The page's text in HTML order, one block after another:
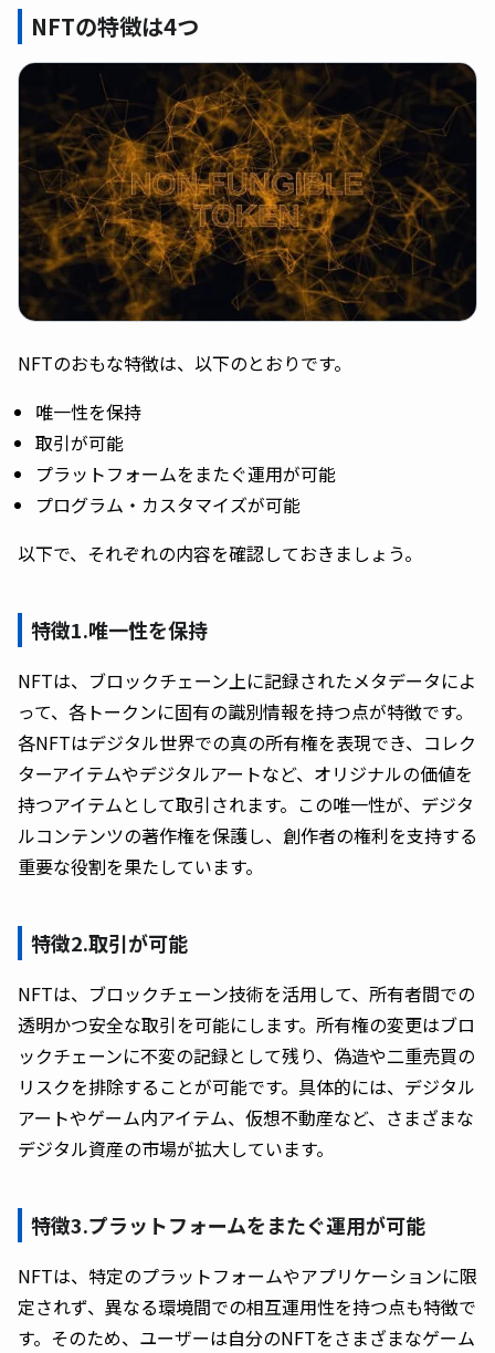
NFTの特徴は4つ
NFTのおもな特徴は、以下のとおりです。
唯一性を保持
取引が可能
プラットフォームをまたぐ運用が可能
プログラム・カスタマイズが可能
以下で、それぞれの内容を確認しておきましょう。
特徴1.唯一性を保持
NFTは、ブロックチェーン上に記録されたメタデータによ
って、各トークンに固有の識別情報を持つ点が特徴です。
各NFTはデジタル世界での真の所有権を表現でき、コレク
ターアイテムやデジタルアートなど、オリジナルの価値を
持つアイテムとして取引されます。この唯一性が、デジタ
ルコンテンツの著作権を保護し、創作者の権利を支持する
重要な役割を果たしています。
特徴2.取引が可能
NFTは、ブロックチェーン技術を活用して、所有者間での
透明かつ安全な取引を可能にします。所有権の変更はブロ
ックチェーンに不変の記録として残り、偽造や二重売買の
リスクを排除することが可能です。具体的には、デジタル
アートやゲーム内アイテム、仮想不動産など、さまざまな
デジタル資産の市場が拡大しています。
特徴3.プラットフォームをまたぐ運用が可能
NFTは、特定のプラットフォームやアプリケーションに限
定されず、異なる環境間での相互運用性を持つ点も特徴で
す。そのため、ユーザーは自分のNFTをさまざまなゲーム